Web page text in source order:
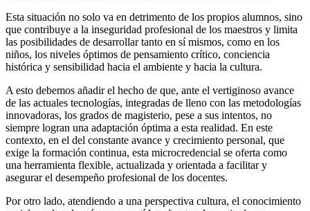
Esta situación no solo va en detrimento de los propios alumnos, sino
que contribuye a la inseguridad profesional de los maestros y limita
las posibilidades de desarrollar tanto en sí mismos, como en los
niños, los niveles óptimos de pensamiento crítico, conciencia
histórica y sensibilidad hacia el ambiente y hacia la cultura.
A esto debemos añadir el hecho de que, ante el vertiginoso avance
de las actuales tecnologías, integradas de lleno con las metodologías
innovadoras, los grados de magisterio, pese a sus intentos, no
siempre logran una adaptación óptima a esta realidad. En este
contexto, en el del constante avance y crecimiento personal, que
exige la formación continua, esta microcredencial se oferta como
una herramienta flexible, actualizada y orientada a facilitar y
asegurar el desempeño profesional de los docentes.
Por otro lado, atendiendo a una perspectiva cultura, el conocimiento